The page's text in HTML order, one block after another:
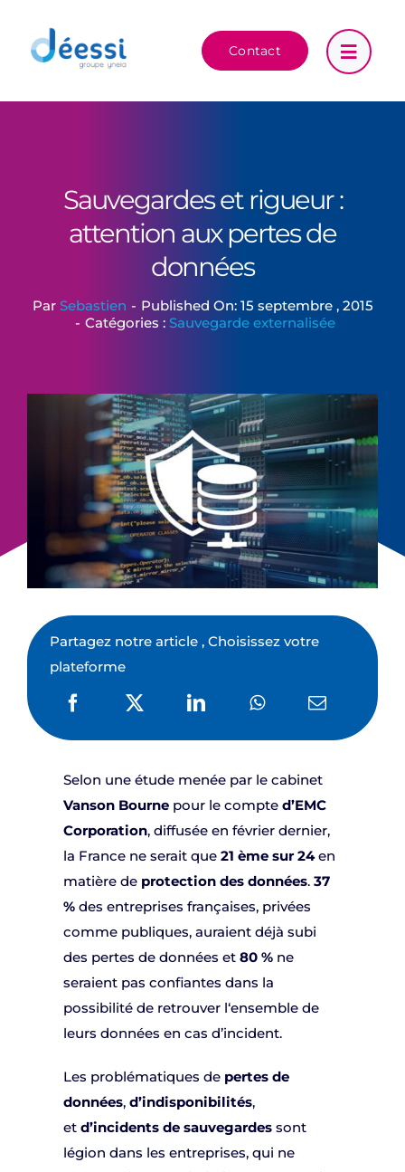
contenu
Contact
Sauvegardes et rigueur :
attention aux pertes de
données
Par Sebastien - Published On: 15 septembre , 2015
- Catégories : Sauvegarde externalisée
Partagez notre article , Choisissez votre
plateforme
Selon une étude menée par le cabinet
Vanson Bournepour le compte d’EMC
Corporation, diffusée en février dernier,
la France ne serait que 21 ème sur 24en
matière de protection des données. 37
%des entreprises françaises, privées
comme publiques, auraient déjà subi
des pertes de données et80 %ne
seraient pas confiantes dans la
possibilité de retrouver l‘ensemble de
leurs données en cas d’incident.
Les problématiques depertes de
données, d’indisponibilités,
et d’incidents de sauvegardessont
légion dans les entreprises, qui ne